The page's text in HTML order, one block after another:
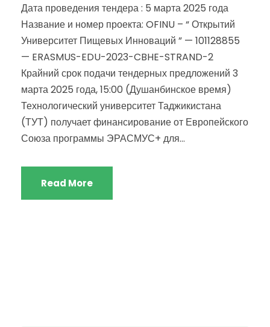
Дата проведения тендера : 5 марта 2025 года
Название и номер проекта: OFINU – “ Открытий
Университет Пищевых Инноваций ” — 101128855
— ERASMUS-EDU-2023-CBHE-STRAND-2
Крайний срок подачи тендерных предложений 3
марта 2025 года, 15:00 (Душанбинское время)
Технологический университет Таджикистана
(ТУТ) получает финансирование от Европейского
Союза программы ЭРАСМУС+ для...
Read More